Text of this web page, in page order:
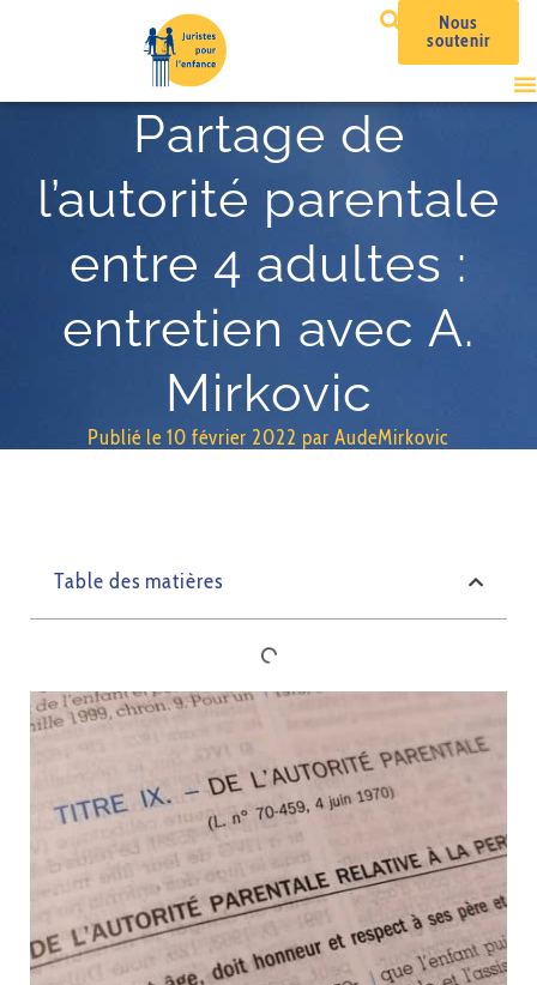
Nous
soutenir
Partage de
l’autorité parentale
entre 4 adultes :
entretien avec A.
Mirkovic
Publié le 10 février 2022 par AudeMirkovic
Table des matières